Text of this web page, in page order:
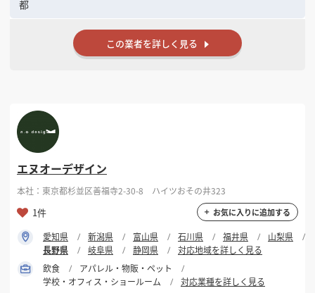
都
この業者を詳しく見る
エヌオーデザイン
本社：東京都杉並区善福寺2-30-8 ハイツおその井323
1件 お気に入りに追加する
愛知県 新潟県 富山県 石川県 福井県
山梨県
長野県
岐阜県 静岡県
対応地域を詳しく見る
飲食
アパレル・物販・ペット
学校・オフィス・ショールーム
対応業種を詳しく見る